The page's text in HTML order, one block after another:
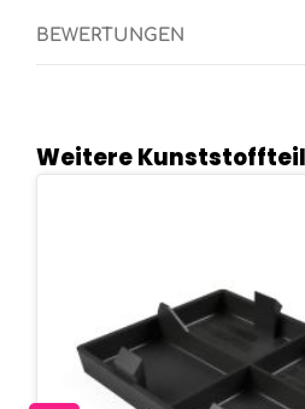
BEWERTUNGEN
Produktgalerie überspringen
Weitere